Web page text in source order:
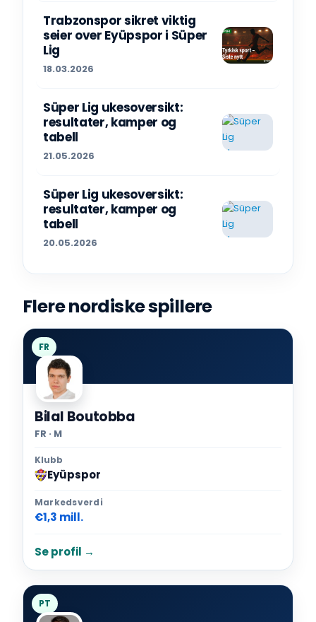
Trabzonspor sikret viktig
seier over Eyüpspor i Süper
Lig
18.03.2026
Süper Lig ukesoversikt:
resultater, kamper og
tabell
21.05.2026
Süper Lig ukesoversikt:
resultater, kamper og
tabell
20.05.2026
Flere nordiske spillere
FR
Bilal Boutobba
FR · M
Klubb
Eyüpspor
Markedsverdi
€1,3 mill.
Se profil →
PT